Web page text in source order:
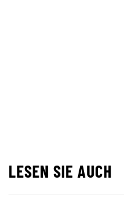
LESEN SIE AUCH